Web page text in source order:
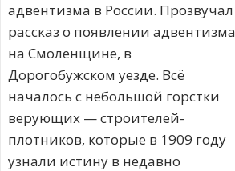
адвентизма в России. Прозвучал
рассказ о появлении адвентизма
на Смоленщине, в
Дорогобужском уезде. Всё
началось с небольшой горстки
верующих — строителей-
плотников, которые в 1909 году
узнали истину в недавно